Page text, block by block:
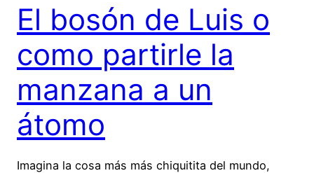
El bosón de Luis o
como partirle la
manzana a un
átomo
Imagina la cosa más más chiquitita del mundo,